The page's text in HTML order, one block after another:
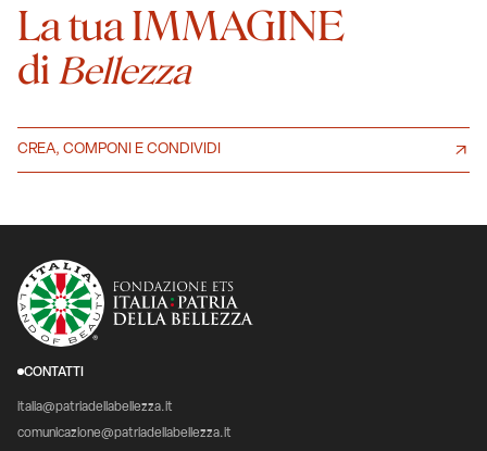
La tua IMMAGINE
di Bellezza
CREA, COMPONI E CONDIVIDI
CONTATTI
italia@patriadellabellezza.it
comunicazione@patriadellabellezza.it